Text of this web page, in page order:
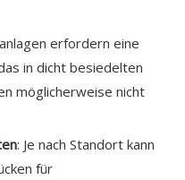
erfordern eine
in dicht besiedelten
möglicherweise nicht
: Je nach Standort kann
für